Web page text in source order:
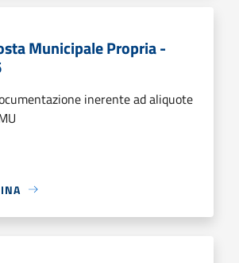
Municipale Propria -
inerente ad aliquote